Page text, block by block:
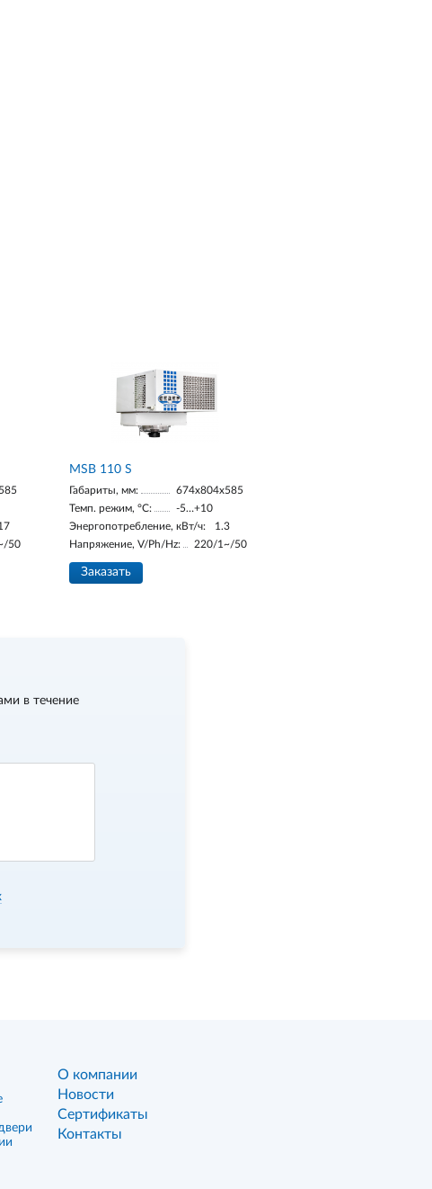
50
MSB 110 S
Габариты, мм:
674х804х585
Темп. режим, °С:
-5…+10
Энергопотребление, кВт/ч:
1.3
Напряжение, V/Ph/Hz:
220/1~/50
Заказать
в течение
О компании
Новости
Сертификаты
Контакты